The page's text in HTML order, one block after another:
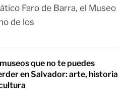
Faro de Barra, el Museo
de los
que no te puedes
en Salvador: arte, historia